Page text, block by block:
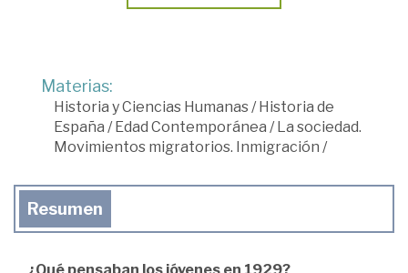
Materias:
Historia y Ciencias Humanas /Historia de
España /Edad Contemporánea /La sociedad.
Movimientos migratorios. Inmigración /
Resumen
¿Qué pensaban los jóvenes en 1929?